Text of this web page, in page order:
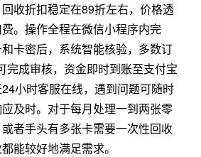
收折扣稳定在89折左右，价格透
。操作全程在微信小程序内完
卡密后，系统智能核验，多数订
完成审核，资金即时到账至支付宝
小时客服在线，遇到问题可随时
及时。对于每月处理一到两张零
者手头有多张卡需要一次性回收
能较好地满足需求。